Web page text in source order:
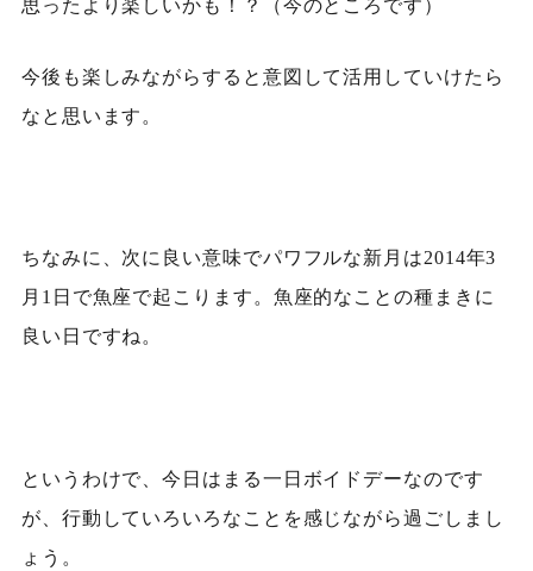
思ったより楽しいかも！？（今のところです）
今後も楽しみながらすると意図して活用していけたら
なと思います。
ちなみに、次に良い意味でパワフルな新月は2014年3
月1日で魚座で起こります。魚座的なことの種まきに
良い日ですね。
というわけで、今日はまる一日ボイドデーなのです
が、行動していろいろなことを感じながら過ごしまし
ょう。